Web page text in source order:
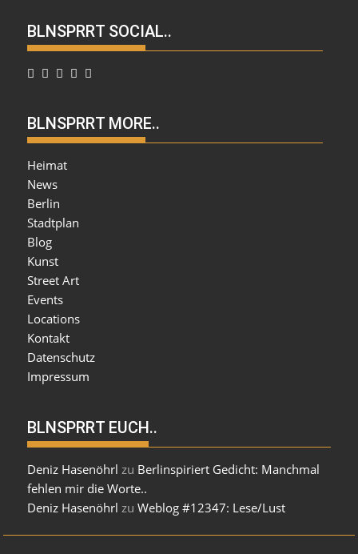
BLNSPRRT SOCIAL..
BLNSPRRT MORE..
Heimat
News
Berlin
Stadtplan
Blog
Kunst
Street Art
Events
Locations
Kontakt
Datenschutz
Impressum
BLNSPRRT EUCH..
Deniz Hasenöhrl zu Berlinspiriert Gedicht: Manchmal
fehlen mir die Worte..
Deniz Hasenöhrl zuWeblog #12347: Lese/Lust